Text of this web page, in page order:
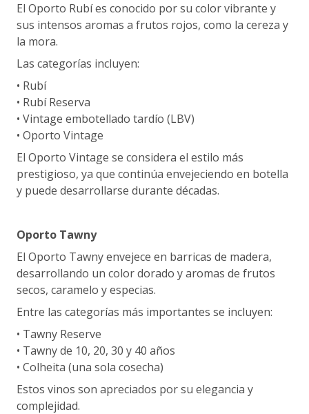
El Oporto Rubí es conocido por su color vibrante y
sus intensos aromas a frutos rojos, como la cereza y
la mora.
Las categorías incluyen:
• Rubí
• Rubí Reserva
• Vintage embotellado tardío (LBV)
• Oporto Vintage
El Oporto Vintage se considera el estilo más
prestigioso, ya que continúa envejeciendo en botella
y puede desarrollarse durante décadas.
Oporto Tawny
El Oporto Tawny envejece en barricas de madera,
desarrollando un color dorado y aromas de frutos
secos, caramelo y especias.
Entre las categorías más importantes se incluyen:
• Tawny Reserve
• Tawny de 10, 20, 30 y 40 años
• Colheita (una sola cosecha)
Estos vinos son apreciados por su elegancia y
complejidad.